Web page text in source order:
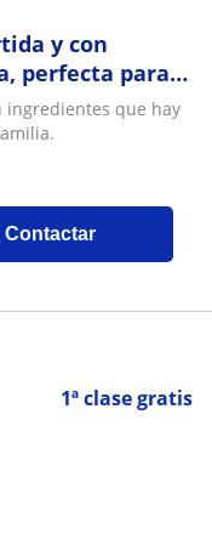
y con
perfecta para
ingredientes que hay
Contactar
1ª clase gratis